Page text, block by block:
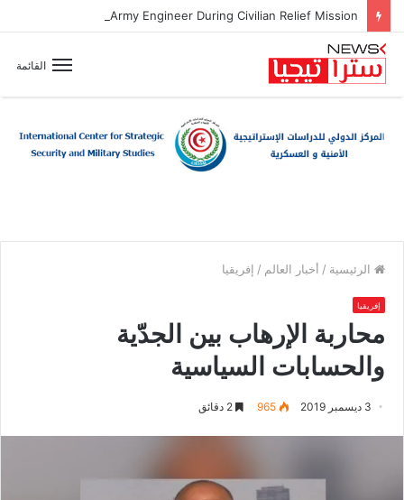
القائمة
الرئيسية / أخبار العالم / إفريقيا
إفريقيا
محاربة الإرهاب بين الجدّية
والحسابات السياسية
3 ديسمبر 2019 965